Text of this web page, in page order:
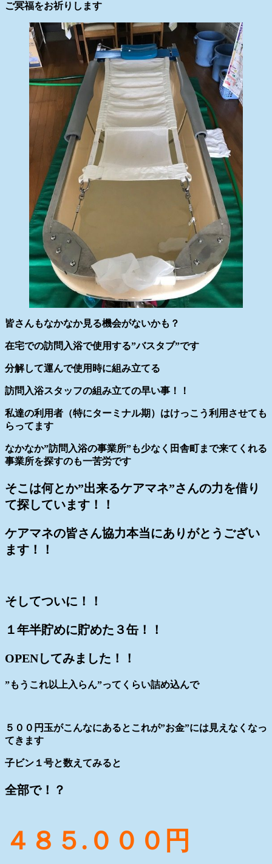
ご冥福をお祈りします
皆さんもなかなか見る機会がないかも？
在宅での訪問入浴で使用する”バスタブ”です
分解して運んで使用時に組み立てる
訪問入浴スタッフの組み立ての早い事！！
私達の利用者（特にターミナル期）はけっこう利用させても
らってます
なかなか”訪問入浴の事業所”も少なく田舎町まで来てくれる
事業所を探すのも一苦労です
そこは何とか”出来るケアマネ”さんの力を借り
て探しています！！
ケアマネの皆さん協力本当にありがとうござい
ます！！
そしてついに！！
１年半貯めに貯めた３缶！！
OPENしてみました！！
”もうこれ以上入らん”ってくらい詰め込んで
５００円玉がこんなにあるとこれが”お金”には見えなくなっ
てきます
子ビン１号と数えてみると
全部で！？
４８５.０００円